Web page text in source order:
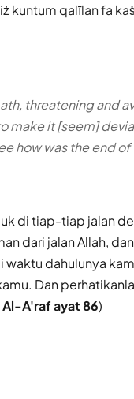
kuntum qalīlan fa
threatening and
make it [seem]
how was the end
di tiap-tiap jalan
dari jalan Allah,
dahulunya
Dan
Al-A'raf ayat 86)